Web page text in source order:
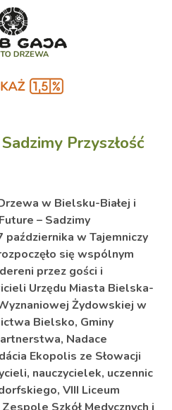
Przyszłość
w Bielsku-Białej i
– Sadzimy
października w Tajemniczy
się wspólnym
przez gości i
Urzędu Miasta Bielska-
Żydowskiej w
Bielsko, Gminy
Nadace
Ekopolis ze Słowacji
nauczycielek, uczennic
VIII Liceum